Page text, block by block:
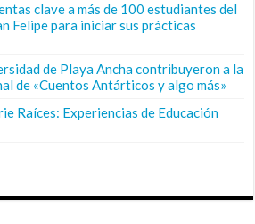
clave a más de 100 estudiantes del
Felipe para iniciar sus prácticas
de Playa Ancha contribuyeron a la
de «Cuentos Antárticos y algo más»
Raíces: Experiencias de Educación